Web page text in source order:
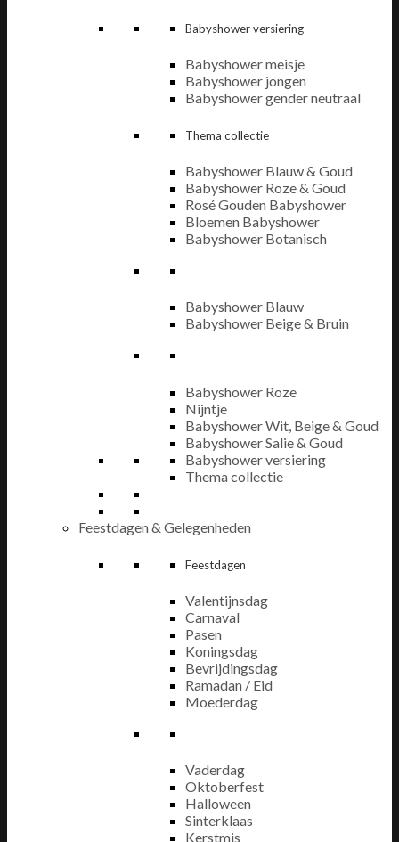
Babyshower versiering
Babyshower meisje
Babyshower jongen
Babyshower gender neutraal
Thema collectie
Babyshower Blauw & Goud
Babyshower Roze & Goud
Rosé Gouden Babyshower
Bloemen Babyshower
Babyshower Botanisch
Babyshower Blauw
Babyshower Beige & Bruin
Babyshower Roze
Nijntje
Babyshower Wit, Beige & Goud
Babyshower Salie & Goud
Babyshower versiering
Thema collectie
Feestdagen & Gelegenheden
Feestdagen
Valentijnsdag
Carnaval
Pasen
Koningsdag
Bevrijdingsdag
Ramadan / Eid
Moederdag
Vaderdag
Oktoberfest
Halloween
Sinterklaas
Kerstmis